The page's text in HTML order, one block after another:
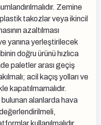
Zemine
takozlar veya ikincil
azaltılması
yanına yerleştirilecek
doğru ürünü hızlıca
paletler arası geçiş
acil kaçış yolları ve
kapatılmamalıdır.
alanlarda hava
kullanılmalıdır.